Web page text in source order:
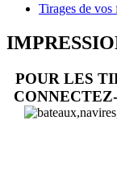
Tirages de vos
POUR LES